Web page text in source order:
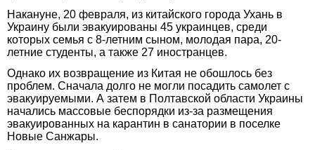
Накануне, 20 февраля, из китайского города Ухань в
Украину были эвакуированы 45 украинцев, среди
которых семья с 8-летним сыном, молодая пара, 20-
летние студенты, а также 27 иностранцев.
Однако их возвращение из Китая не обошлось без
проблем. Сначала долго не могли посадить самолет с
эвакуируемыми. А затем в Полтавской области Украины
начались массовые беспорядки из-за размещения
эвакуированных на карантин в санатории в поселке
Новые Санжары.